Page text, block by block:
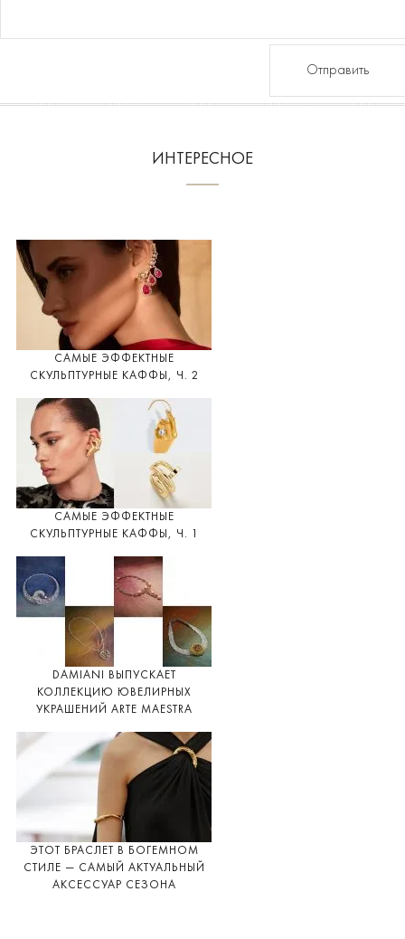
Отправить
ИНТЕРЕСНОЕ
САМЫЕ ЭФФЕКТНЫЕ
СКУЛЬПТУРНЫЕ КАФФЫ, Ч. 2
САМЫЕ ЭФФЕКТНЫЕ
СКУЛЬПТУРНЫЕ КАФФЫ, Ч. 1
DAMIANI ВЫПУСКАЕТ
КОЛЛЕКЦИЮ ЮВЕЛИРНЫХ
УКРАШЕНИЙ ARTE MAESTRA
ЭТОТ БРАСЛЕТ В БОГЕМНОМ
СТИЛЕ — САМЫЙ АКТУАЛЬНЫЙ
АКСЕССУАР СЕЗОНА